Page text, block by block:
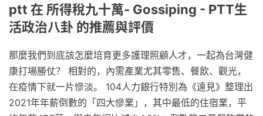
ptt 在 所得稅九十萬- Gossiping - PTT生
活政治八卦 的推薦與評價
那麼我們到底該怎麼培育更多護理照顧人才，一起為台灣健
康打場勝仗？ 相對的，內需產業尤其零售、餐飲、觀光，
在疫情下就一片慘淡。 104人力銀行特別為《遠見》整理出
2021年年薪倒數的「四大慘業」，其中最低的住宿業，平